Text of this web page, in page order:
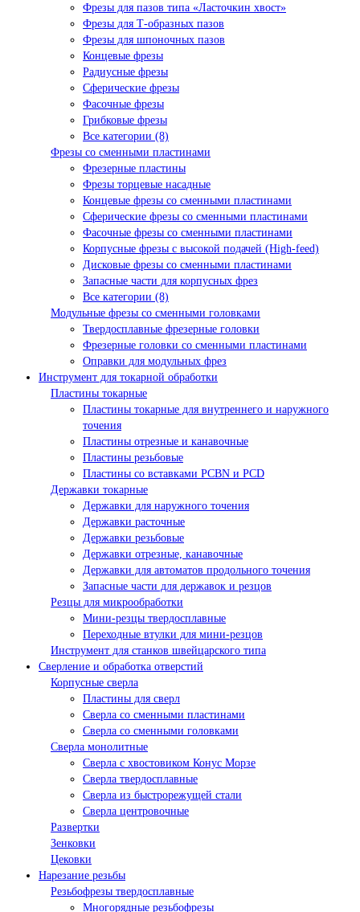
Фрезы для пазов типа «Ласточкин хвост»
Фрезы для Т-образных пазов
Фрезы для шпоночных пазов
Концевые фрезы
Радиусные фрезы
Сферические фрезы
Фасочные фрезы
Грибковые фрезы
Все категории (8)
Фрезы со сменными пластинами
Фрезерные пластины
Фрезы торцевые насадные
Концевые фрезы со сменными пластинами
Сферические фрезы со сменными пластинами
Фасочные фрезы со сменными пластинами
Корпусные фрезы с высокой подачей (High-feed)
Дисковые фрезы со сменными пластинами
Запасные части для корпусных фрез
Все категории (8)
Модульные фрезы со сменными головками
Твердосплавные фрезерные головки
Фрезерные головки со сменными пластинами
Оправки для модульных фрез
Инструмент для токарной обработки
Пластины токарные
Пластины токарные для внутреннего и наружного
точения
Пластины отрезные и канавочные
Пластины резьбовые
Пластины со вставками PCBN и PCD
Державки токарные
Державки для наружного точения
Державки расточные
Державки резьбовые
Державки отрезные, канавочные
Державки для автоматов продольного точения
Запасные части для державок и резцов
Резцы для микрообработки
Мини-резцы твердосплавные
Переходные втулки для мини-резцов
Инструмент для станков швейцарского типа
Сверление и обработка отверстий
Корпусные сверла
Пластины для сверл
Сверла со сменными пластинами
Сверла со сменными головками
Сверла монолитные
Сверла с хвостовиком Конус Морзе
Сверла твердосплавные
Сверла из быстрорежущей стали
Сверла центровочные
Развертки
Зенковки
Цековки
Нарезание резьбы
Резьбофрезы твердосплавные
Многорядные резьбофрезы